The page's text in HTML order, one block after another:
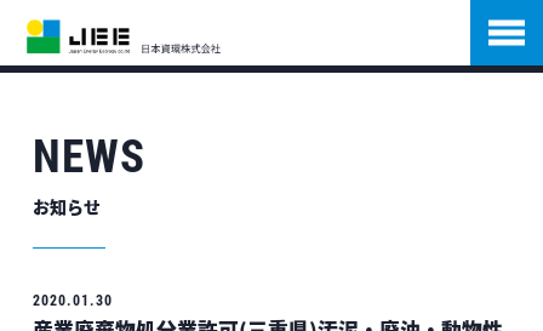
NEWS
お知らせ
2020.01.30